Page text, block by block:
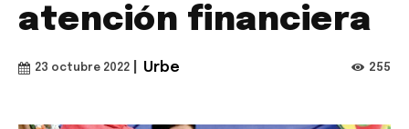
atención financiera
23 octubre 2022 Urbe 255